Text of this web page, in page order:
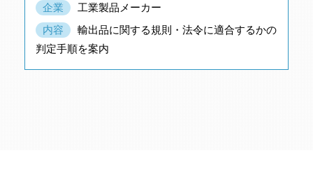
企業
工業製品メーカー
内容
輸出品に関する規則・法令に適合するかの
判定手順を案内